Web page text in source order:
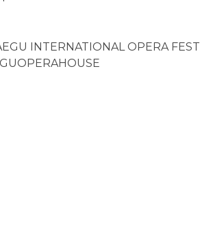
INTERNATIONAL OPERA